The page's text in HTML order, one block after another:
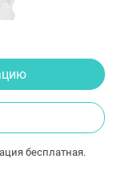
бесплатная.